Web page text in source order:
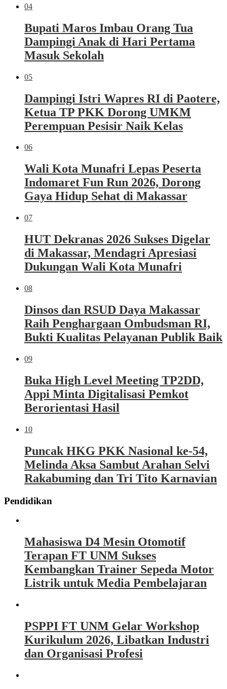
04
Bupati Maros Imbau Orang Tua
Dampingi Anak di Hari Pertama
Masuk Sekolah
05
Dampingi Istri Wapres RI di Paotere,
Ketua TP PKK Dorong UMKM
Perempuan Pesisir Naik Kelas
06
Wali Kota Munafri Lepas Peserta
Indomaret Fun Run 2026, Dorong
Gaya Hidup Sehat di Makassar
07
HUT Dekranas 2026 Sukses Digelar
di Makassar, Mendagri Apresiasi
Dukungan Wali Kota Munafri
08
Dinsos dan RSUD Daya Makassar
Raih Penghargaan Ombudsman RI,
Bukti Kualitas Pelayanan Publik Baik
09
Buka High Level Meeting TP2DD,
Appi Minta Digitalisasi Pemkot
Berorientasi Hasil
10
Puncak HKG PKK Nasional ke-54,
Melinda Aksa Sambut Arahan Selvi
Rakabuming dan Tri Tito Karnavian
Pendidikan
Mahasiswa D4 Mesin Otomotif
Terapan FT UNM Sukses
Kembangkan Trainer Sepeda Motor
Listrik untuk Media Pembelajaran
PSPPI FT UNM Gelar Workshop
Kurikulum 2026, Libatkan Industri
dan Organisasi Profesi